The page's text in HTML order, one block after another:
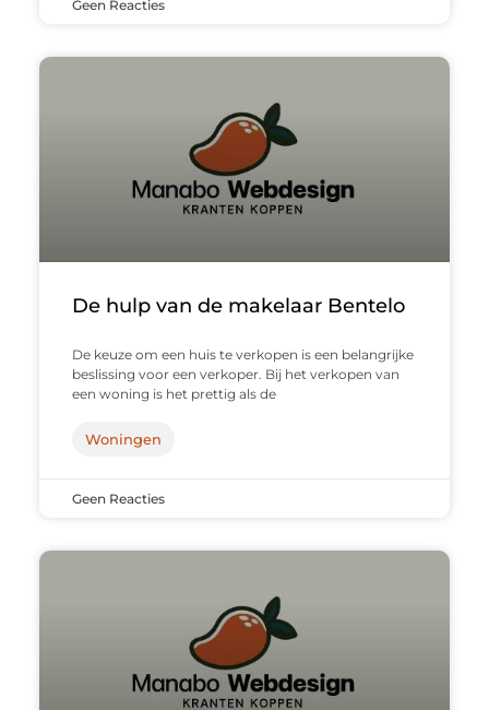
Geen Reacties
De hulp van de makelaar Bentelo
De keuze om een huis te verkopen is een belangrijke
beslissing voor een verkoper. Bij het verkopen van
een woning is het prettig als de
Woningen
Geen Reacties